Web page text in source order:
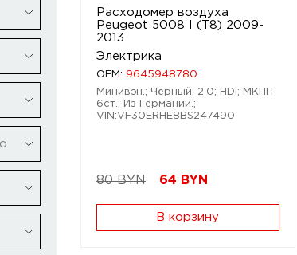
Расходомер воздуха
Peugeot 5008 I (T8) 2009-
2013
Электрика
OEM: 9645948780
Минивэн.; Чёрный; 2,0; HDi; МКПП
6ст.; Из Германии.;
VIN:VF30ERHE8BS247490
80 BYN 64 BYN
В корзину